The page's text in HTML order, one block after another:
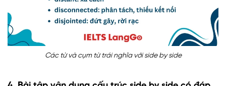
Các từ và cụm từ trái nghĩa với side by side